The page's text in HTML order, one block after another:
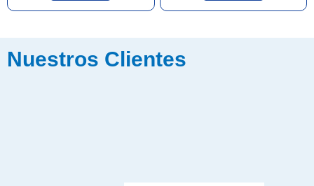
Nuestros Clientes